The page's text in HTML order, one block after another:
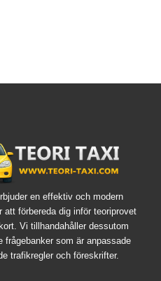
en effektiv och modern
att förbereda dig inför teoriprovet
Vi tillhandahåller dessutom
frågebanker som är anpassade
trafikregler och föreskrifter.